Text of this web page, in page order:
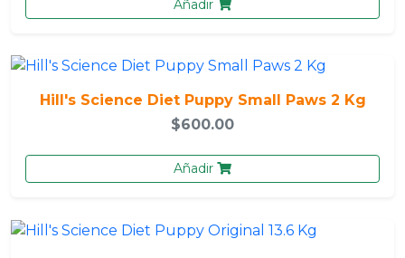
Añadir
Hill's Science Diet Puppy Small Paws 2 Kg
$600.00
Añadir